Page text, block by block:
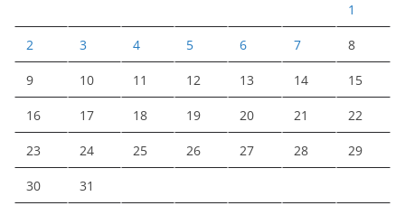
1
2 3 4 5 6 7 8
9 10 11 12 13 14 15
16 17 18 19 20 21 22
23 24 25 26 27 28 29
30 31